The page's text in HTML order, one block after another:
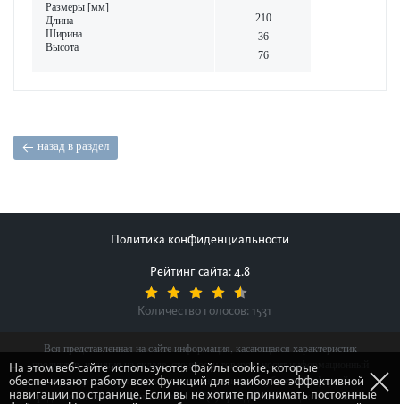
Размеры [мм]
Длина
Ширина
Высота
210
36
76
назад в раздел
Политика конфиденциальности
Рейтинг сайта: 4.8
Количество голосов: 1531
Вся представленная на сайте информация, касающаяся характеристик
продуктов, наличия на складе, стоимости товаров, носит информационный
характер и ни при каких условиях не является публичной офертой,
определяемой положениями Статьи 437(2) Гражданского кодекса Российской
На этом веб-сайте используются файлы cookie, которые
обеспечивают работу всех функций для наиболее эффективной
навигации по странице. Если вы не хотите принимать постоянные